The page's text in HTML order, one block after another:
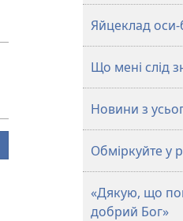
Яйцеклад
Що мені слід
Новини з
Обміркуйте у
«Дякую, що
добрий Бог»